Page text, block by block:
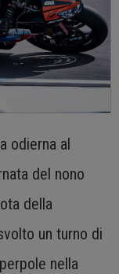
odierna al
del nono
della
un turno di
nella